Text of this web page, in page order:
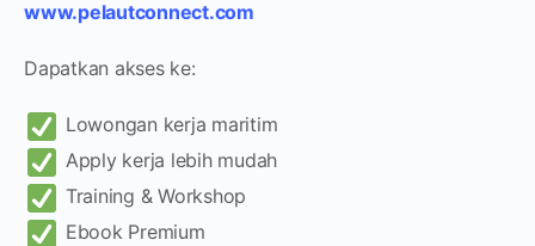
www.pelautconnect.com
Dapatkan akses ke:
Lowongan kerja maritim
Apply kerja lebih mudah
Training & Workshop
Ebook Premium